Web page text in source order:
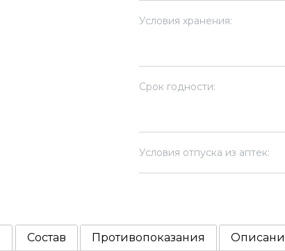
Условия хранения:
Срок годности:
Условия отпуска из аптек:
Состав Противопоказания